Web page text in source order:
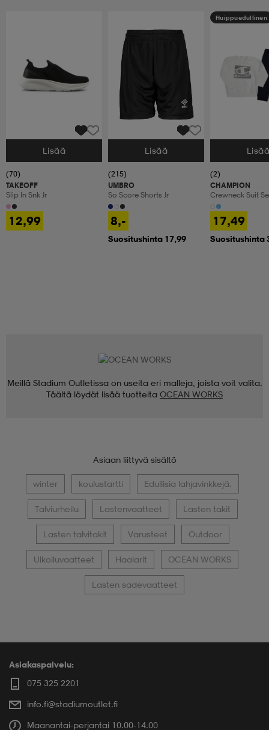
Valitse Koko
Lisää
(70)
TAKEOFF
Slip In Snk Jr
12,99
Valitse Koko
Lisää
(215)
UMBRO
So Score Shorts Jr
8,-
Suositushinta 17,99
Huippuedullinen
Valitse Koko
(2)
CHAMPION
Crewneck Suit
17,49
Suositushinta
Meillä Stadium Outletissa on useita eri malleja, joista voit valita.
Täältä löydät lisää tuotteita OCEAN WORKS
Asiaan liittyvä sisältö
winter koulustartti Edullisia lahjavinkkejä.
Talviurheilu Lastenvaatteet Lasten takit
Lasten talvitakit Varusteet Outdoor
Ulkoiluvaatteet Haalarit OCEAN WORKS
Lasten sadevaatteet
Asiakaspalvelu:
075 325 2201
info.fi@stadiumoutlet.fi
Maanantai-perjantai 10.00-14.00